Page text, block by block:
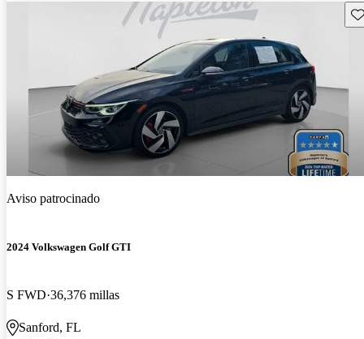
Aviso patrocinado
2024 Volkswagen Golf GTI
S FWD 36,376 millas
Sanford, FL